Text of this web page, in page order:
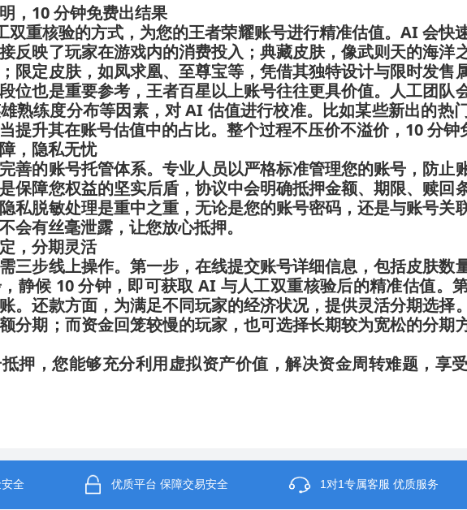
，10 分钟免费出结果
双重核验的方式，为您的王者荣耀账号进行精准估值。AI 会快
反映了玩家在游戏内的消费投入；典藏皮肤，像武则天的海洋
限定皮肤，如凤求凰、至尊宝等，凭借其独特设计与限时发售
位也是重要参考，王者百星以上账号往往更具价值。人工团队
熟练度分布等因素，对 AI 估值进行校准。比如某些新出的热
提升其在账号估值中的占比。整个过程不压价不溢价，10 分钟
，隐私无忧
善的账号托管体系。专业人员以严格标准管理您的账号，防止
保障您权益的坚实后盾，协议中会明确抵押金额、期限、赎回
私脱敏处理是重中之重，无论是您的账号密码，还是与账号关
会有丝毫泄露，让您放心抵押。
，分期灵活
三步线上操作。第一步，在线提交账号详细信息，包括皮肤数
静候 10 分钟，即可获取 AI 与人工双重核验后的精准估值。
。还款方面，为满足不同玩家的经济状况，提供灵活分期选择
分期；而资金回笼较慢的玩家，也可选择长期较为宽松的分期
押，您能够充分利用虚拟资产价值，解决资金周转难题，享
全 优质平台 保障交易安全 1对1专属客服 优质服务